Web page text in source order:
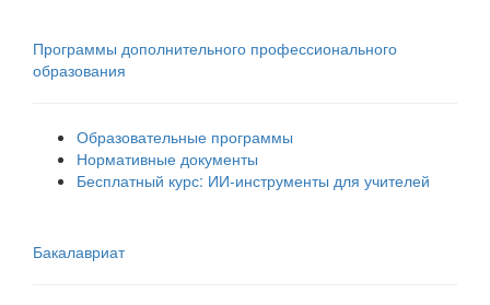
Программы дополнительного профессионального
образования
Образовательные программы
Нормативные документы
Бесплатный курс: ИИ‑инструменты для учителей
Бакалавриат